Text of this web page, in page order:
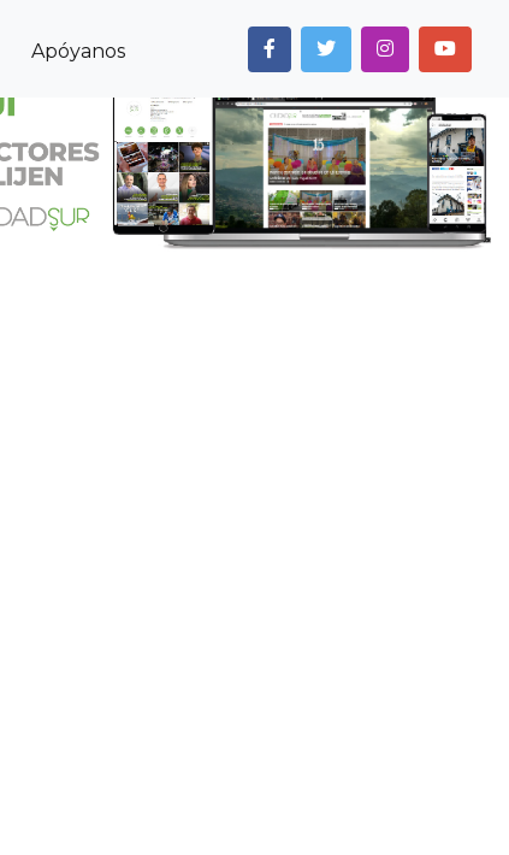
Apóyanos
Next